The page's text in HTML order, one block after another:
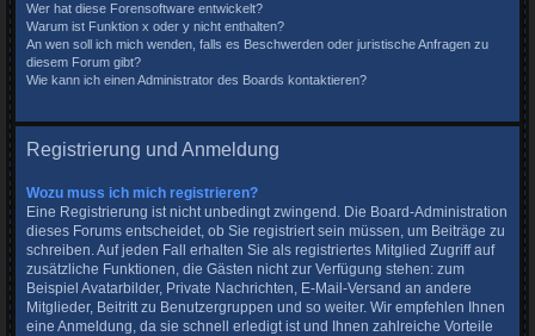
Wer hat diese Forensoftware entwickelt?
Warum ist Funktion x oder y nicht enthalten?
An wen soll ich mich wenden, falls es Beschwerden oder juristische Anfragen zu
diesem Forum gibt?
Wie kann ich einen Administrator des Boards kontaktieren?
Registrierung und Anmeldung
Wozu muss ich mich registrieren?
Eine Registrierung ist nicht unbedingt zwingend. Die Board-Administration
dieses Forums entscheidet, ob Sie registriert sein müssen, um Beiträge zu
schreiben. Auf jeden Fall erhalten Sie als registriertes Mitglied Zugriff auf
zusätzliche Funktionen, die Gästen nicht zur Verfügung stehen: zum
Beispiel Avatarbilder, Private Nachrichten, E-Mail-Versand an andere
Mitglieder, Beitritt zu Benutzergruppen und so weiter. Wir empfehlen Ihnen
eine Anmeldung, da sie schnell erledigt ist und Ihnen zahlreiche Vorteile